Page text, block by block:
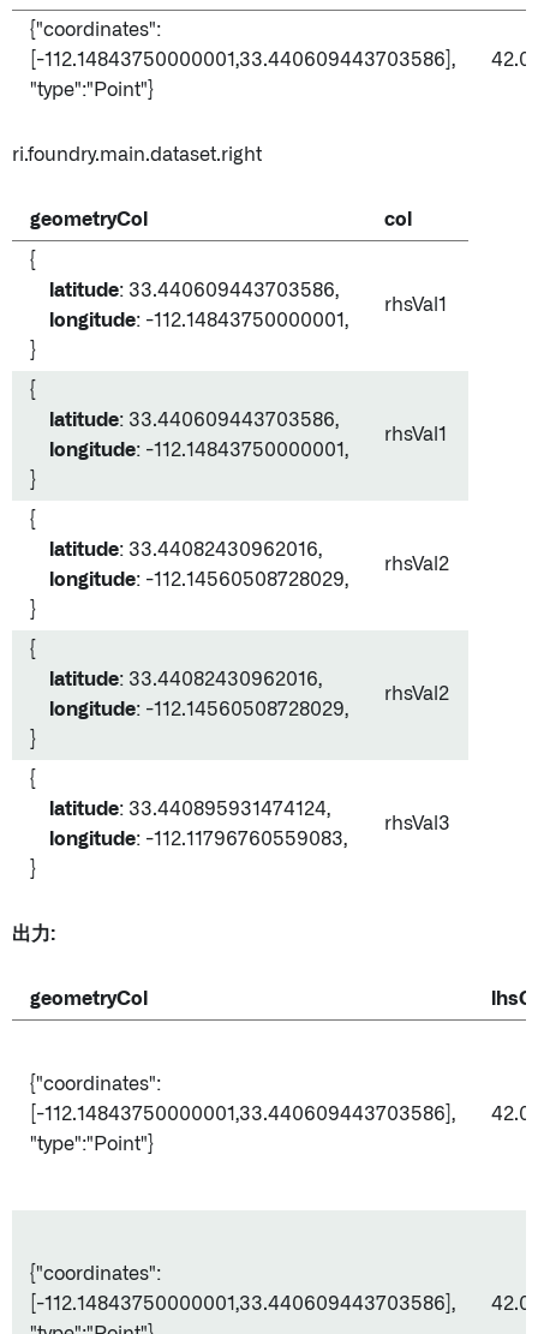
{"coordinates":
[-112.14843750000001,33.440609443703586],
"type":"Point"}
42.0
ri.foundry.main.dataset.right
geometryCol col
{
latitude: 33.440609443703586,
longitude: -112.14843750000001,
}
rhsVal1
{
latitude: 33.440609443703586,
longitude: -112.14843750000001,
}
rhsVal1
{
latitude: 33.44082430962016,
longitude: -112.14560508728029,
}
rhsVal2
{
latitude: 33.44082430962016,
longitude: -112.14560508728029,
}
rhsVal2
{
latitude: 33.440895931474124,
longitude: -112.11796760559083,
}
rhsVal3
出力:
geometryCol
{"coordinates":
[-112.14843750000001,33.440609443703586],
"type":"Point"}
42.0
{"coordinates":
[-112.14843750000001,33.440609443703586],
42.0